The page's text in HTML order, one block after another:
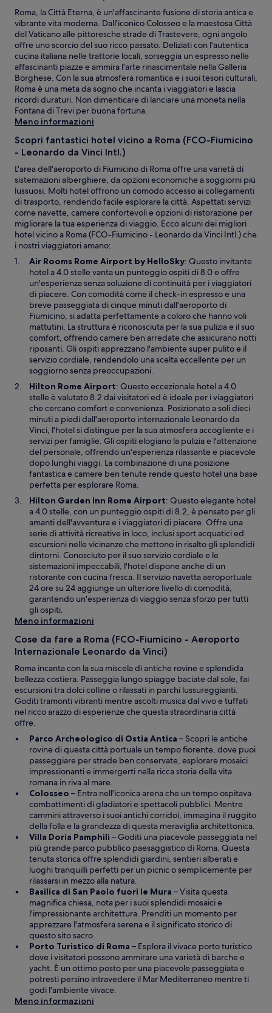
disponibilità
possono
cambiare.
Potrebbero
essere
previste
condizioni
aggiuntive.
Roma, la Città Eterna, è un'affascinante fusione di storia antica e
vibrante vita moderna. Dall'iconico Colosseo e la maestosa Città
del Vaticano alle pittoresche strade di Trastevere, ogni angolo
offre uno scorcio del suo ricco passato. Deliziati con l'autentica
cucina italiana nelle trattorie locali, sorseggia un espresso nelle
affascinanti piazze e ammira l'arte rinascimentale nella Galleria
Borghese. Con la sua atmosfera romantica e i suoi tesori culturali,
Roma è una meta da sogno che incanta i viaggiatori e lascia
ricordi duraturi. Non dimenticare di lanciare una moneta nella
Fontana di Trevi per buona fortuna.
Meno informazioni
Scopri fantastici hotel vicino a Roma (FCO-Fiumicino
- Leonardo da Vinci Intl.)
L'area dell'aeroporto di Fiumicino di Roma offre una varietà di
sistemazioni alberghiere, da opzioni economiche a soggiorni più
lussuosi. Molti hotel offrono un comodo accesso ai collegamenti
di trasporto, rendendo facile esplorare la città. Aspettati servizi
come navette, camere confortevoli e opzioni di ristorazione per
migliorare la tua esperienza di viaggio. Ecco alcuni dei migliori
hotel vicino a Roma (FCO-Fiumicino - Leonardo da Vinci Intl.) che
i nostri viaggiatori amano:
Air Rooms Rome Airport by HelloSkyA
p
e
r
t
u
r
a
i
n
n
’
a
l
t
r
a
f
i
n
s
t
r
a
: Questo invitante
hotel a 4.0 stelle vanta un punteggio ospiti di 8.0 e offre
un'esperienza senza soluzione di continuità per i viaggiatori
di piacere. Con comodità come il check-in espresso e una
breve passeggiata di cinque minuti dall'aeroporto di
Fiumicino, si adatta perfettamente a coloro che hanno voli
mattutini. La struttura è riconosciuta per la sua pulizia e il suo
comfort, offrendo camere ben arredate che assicurano notti
riposanti. Gli ospiti apprezzano l'ambiente super pulito e il
servizio cordiale, rendendolo una scelta eccellente per un
soggiorno senza preoccupazioni.
Hilton Rome AirportA
p
e
r
t
u
r
a
i
n
n
’
a
l
t
r
a
f
i
n
t
r
: Questo eccezionale hotel a 4.0
stelle è valutato 8.2 dai visitatori ed è ideale per i viaggiatori
che cercano comfort e convenienza. Posizionato a soli dieci
minuti a piedi dall'aeroporto internazionale Leonardo da
Vinci, l'hotel si distingue per la sua atmosfera accogliente e i
servizi per famiglie. Gli ospiti elogiano la pulizia e l'attenzione
del personale, offrendo un'esperienza rilassante e piacevole
dopo lunghi viaggi. La combinazione di una posizione
fantastica e camere ben tenute rende questo hotel una base
perfetta per esplorare Roma.
Hilton Garden Inn Rome AirportA
p
e
r
t
u
r
a
i
n
a
l
r
a
f
i
n
s
t
r
a
: Questo elegante hotel
a 4.0 stelle, con un punteggio ospiti di 8.2, è pensato per gli
amanti dell'avventura e i viaggiatori di piacere. Offre una
serie di attività ricreative in loco, inclusi sport acquatici ed
escursioni nelle vicinanze che mettono in risalto gli splendidi
dintorni. Conosciuto per il suo servizio cordiale e le
sistemazioni impeccabili, l'hotel dispone anche di un
ristorante con cucina fresca. Il servizio navetta aeroportuale
24 ore su 24 aggiunge un ulteriore livello di comodità,
garantendo un'esperienza di viaggio senza sforzo per tutti
gli ospiti.
Meno informazioni
Cose da fare a Roma (FCO-Fiumicino - Aeroporto
Internazionale Leonardo da Vinci)
Roma incanta con la sua miscela di antiche rovine e splendida
bellezza costiera. Passeggia lungo spiagge baciate dal sole, fai
escursioni tra dolci colline o rilassati in parchi lussureggianti.
Goditi tramonti vibranti mentre ascolti musica dal vivo e tuffati
nel ricco arazzo di esperienze che questa straordinaria città
offre.
Parco Archeologico di Ostia Antica A
p
e
r
u
r
a
i
n
u
n
’
l
t
r
a
i
n
e
s
– Scopri le antiche
rovine di questa città portuale un tempo fiorente, dove puoi
passeggiare per strade ben conservate, esplorare mosaici
impressionanti e immergerti nella ricca storia della vita
romana in riva al mare.
Colosseo A
p
e
r
t
u
r
a
n
u
n
’
a
l
t
r
a
f
i
– Entra nell'iconica arena che un tempo ospitava
combattimenti di gladiatori e spettacoli pubblici. Mentre
cammini attraverso i suoi antichi corridoi, immagina il ruggito
della folla e la grandezza di questa meraviglia architettonica.
Villa Doria Pamphili A
p
e
r
t
u
r
a
i
u
n
’
a
l
– Goditi una piacevole passeggiata nel
più grande parco pubblico paesaggistico di Roma. Questa
tenuta storica offre splendidi giardini, sentieri alberati e
luoghi tranquilli perfetti per un picnic o semplicemente per
rilassarsi in mezzo alla natura.
Basilica di San Paolo fuori le Mura A
p
e
r
u
r
a
i
– Visita questa
magnifica chiesa, nota per i suoi splendidi mosaici e
l'impressionante architettura. Prenditi un momento per
apprezzare l'atmosfera serena e il significato storico di
questo sito sacro.
Porto Turistico di Roma A
p
e
r
– Esplora il vivace porto turistico
dove i visitatori possono ammirare una varietà di barche e
yacht. È un ottimo posto per una piacevole passeggiata e
potresti persino intravedere il Mar Mediterraneo mentre ti
godi l'ambiente vivace.
Meno informazioni